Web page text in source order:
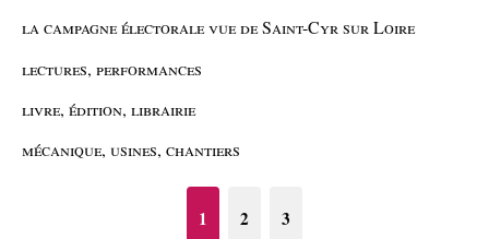
la campagne électorale vue de Saint-Cyr sur Loire
lectures, performances
livre, édition, librairie
mécanique, usines, chantiers
1 2 3